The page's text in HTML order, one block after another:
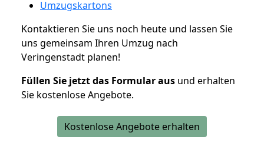
Umzugskartons
Kontaktieren Sie uns noch heute und lassen Sie
uns gemeinsam Ihren Umzug nach
Veringenstadt planen!
Füllen Sie jetzt das Formular aus und erhalten
Sie kostenlose Angebote.
Kostenlose Angebote erhalten